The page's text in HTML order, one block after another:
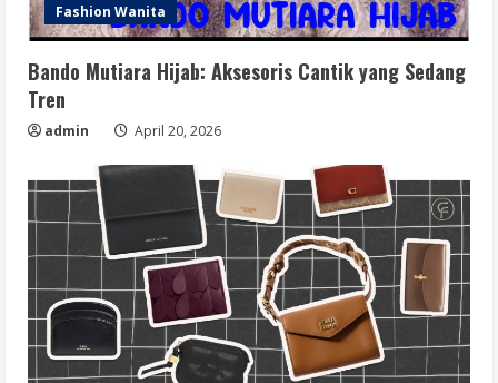
Fashion Wanita
Bando Mutiara Hijab: Aksesoris Cantik yang Sedang
Tren
admin April 20, 2026